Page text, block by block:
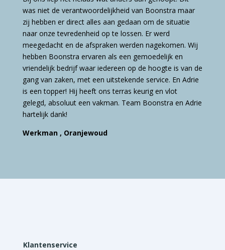
was niet de verantwoordelijkheid van Boonstra maar
zij hebben er direct alles aan gedaan om de situatie
naar onze tevredenheid op te lossen. Er werd
meegedacht en de afspraken werden nagekomen. Wij
hebben Boonstra ervaren als een gemoedelijk en
vriendelijk bedrijf waar iedereen op de hoogte is van de
gang van zaken, met een uitstekende service. En Adrie
is een topper! Hij heeft ons terras keurig en vlot
gelegd, absoluut een vakman. Team Boonstra en Adrie
hartelijk dank!
Werkman , Oranjewoud
Klantenservice